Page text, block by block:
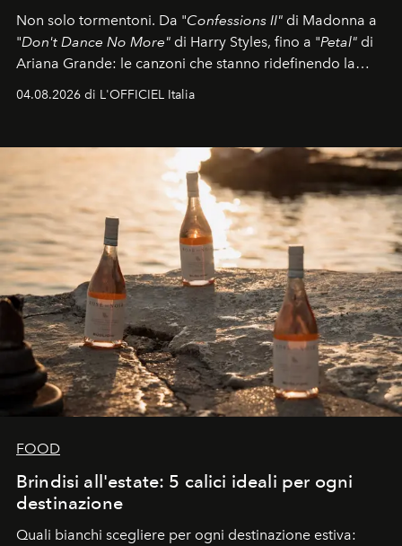
Non solo tormentoni. Da "Confessions II" di Madonna a
"Don't Dance No More" di Harry Styles, fino a "Petal" di
Ariana Grande: le canzoni che stanno ridefinendo la
04.08.2026 di L'OFFICIEL Italia
FOOD
Brindisi all'estate: 5 calici ideali per ogni
destinazione
Quali bianchi scegliere per ogni destinazione estiva: